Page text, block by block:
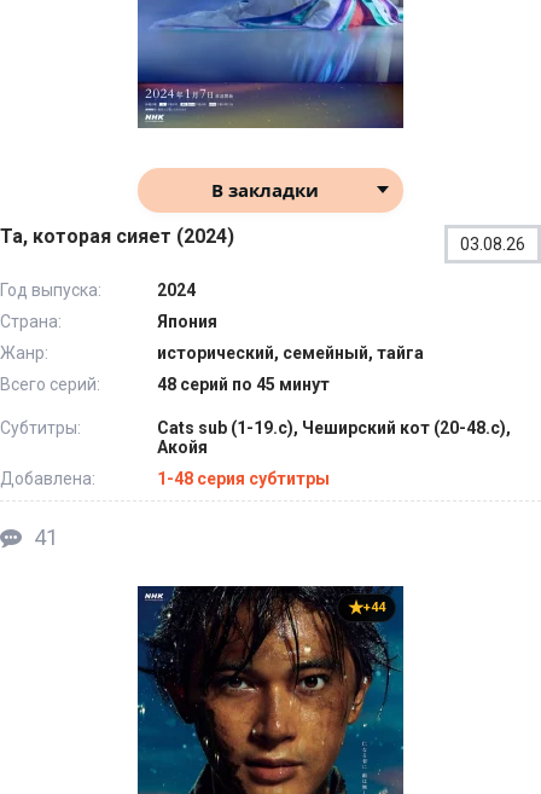
В закладки
Та, которая сияет (2024) 03.08.26
Год выпуска:
2024
Страна:
Япония
Жанр:
исторический, семейный, тайга
Всего серий:
48 серий по 45 минут
Субтитры:
Cats sub (1-19.с), Чеширский кот (20-48.с),
Акойя
Добавлена:
1-48 серия субтитры
41
+44